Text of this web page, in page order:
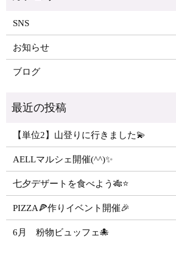
SNS
お知らせ
ブログ
【単位2】山登りに行きました💫
AELLマルシェ開催(^^)✨
七夕デザートを食べよう🎋⭐️
PIZZA🍕作りイベント開催🎉
6月 粉物ビュッフェ🐙